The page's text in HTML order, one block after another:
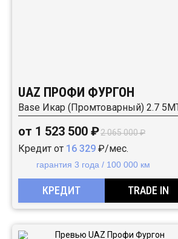
UAZ ПРОФИ ФУРГОН
от 1 523 500 ₽2 065 000 ₽
Кредит от 16 329 ₽/мес.
гарантия 3 года / 100 000 км
КРЕДИТ TRADE IN